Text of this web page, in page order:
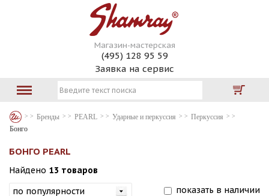
Магазин-мастерская
(495) 128 95 59
Заявка на сервис
Бренды PEARL Ударные и перкуссия
Перкуссия
Бонго
БОНГО PEARL
Найдено 13 товаров
показать в наличии